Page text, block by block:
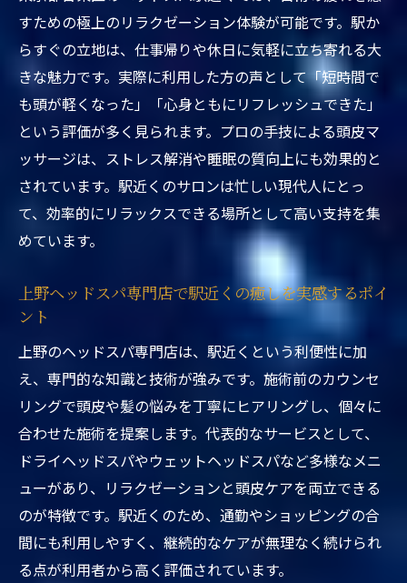
東京都台東区ヘッドスパ駅近くで短時間で
もしっかり癒し体験
台東区ヘッドスパ専門店が提案する時短リ
ラクゼーション法
上野ドライヘッドスパ専門店で実感する短
時間施術の効果
東京都台東区ヘッドスパ駅近くで忙しい方
にも最適な理由
短時間でリフレッシュできる台東区ヘッド
スパの活用法
東京都台東区ヘッドスパ駅近くで効率よく
癒しを手に入れる
台東区で話題のヘッドスパ選びのポイント
東京都台東区ヘッドスパ駅近くのサロン選
びで重視すべき点
台東区ヘッドスパ専門店選びで失敗しない
コツと注意点
上野ヘッドスパ専門店を探す際のポイント
や比較方法
すための極上のリラクゼーション体験が可能です。駅か
らすぐの立地は、仕事帰りや休日に気軽に立ち寄れる大
きな魅力です。実際に利用した方の声として「短時間で
も頭が軽くなった」「心身ともにリフレッシュできた」
という評価が多く見られます。プロの手技による頭皮マ
ッサージは、ストレス解消や睡眠の質向上にも効果的と
されています。駅近くのサロンは忙しい現代人にとっ
て、効率的にリラックスできる場所として高い支持を集
めています。
上野ヘッドスパ専門店で駅近くの癒しを実感するポイ
ント
上野のヘッドスパ専門店は、駅近くという利便性に加
え、専門的な知識と技術が強みです。施術前のカウンセ
リングで頭皮や髪の悩みを丁寧にヒアリングし、個々に
合わせた施術を提案します。代表的なサービスとして、
ドライヘッドスパやウェットヘッドスパなど多様なメニ
ューがあり、リラクゼーションと頭皮ケアを両立できる
のが特徴です。駅近くのため、通勤やショッピングの合
間にも利用しやすく、継続的なケアが無理なく続けられ
る点が利用者から高く評価されています。